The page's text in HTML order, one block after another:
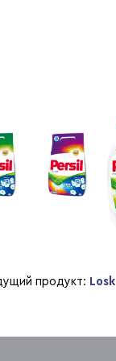
продукт: Losk